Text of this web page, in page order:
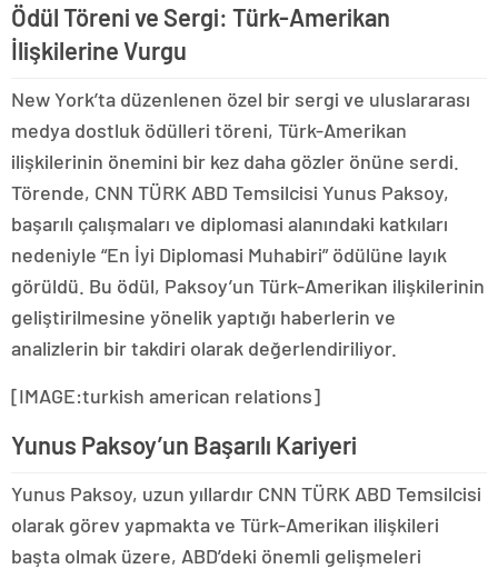
Ödül Töreni ve Sergi: Türk-Amerikan
İlişkilerine Vurgu
New York’ta düzenlenen özel bir sergi ve uluslararası
medya dostluk ödülleri töreni, Türk-Amerikan
ilişkilerinin önemini bir kez daha gözler önüne serdi.
Törende, CNN TÜRK ABD Temsilcisi Yunus Paksoy,
başarılı çalışmaları ve diplomasi alanındaki katkıları
nedeniyle “En İyi Diplomasi Muhabiri” ödülüne layık
görüldü. Bu ödül, Paksoy’un Türk-Amerikan ilişkilerinin
geliştirilmesine yönelik yaptığı haberlerin ve
analizlerin bir takdiri olarak değerlendiriliyor.
[IMAGE:turkish american relations]
Yunus Paksoy’un Başarılı Kariyeri
Yunus Paksoy, uzun yıllardır CNN TÜRK ABD Temsilcisi
olarak görev yapmakta ve Türk-Amerikan ilişkileri
başta olmak üzere, ABD’deki önemli gelişmeleri